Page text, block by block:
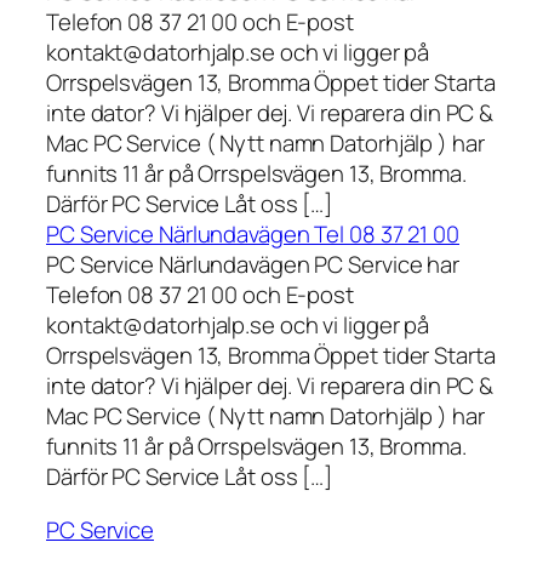
Telefon 08 37 21 00 och E-post
kontakt@datorhjalp.se och vi ligger på
Orrspelsvägen 13, Bromma Öppet tider Starta
inte dator? Vi hjälper dej. Vi reparera din PC &
Mac PC Service ( Nytt namn Datorhjälp ) har
funnits 11 år på Orrspelsvägen 13, Bromma.
Därför PC Service Låt oss […]
PC Service Närlundavägen Tel 08 37 21 00
PC Service Närlundavägen PC Service har
Telefon 08 37 21 00 och E-post
kontakt@datorhjalp.se och vi ligger på
Orrspelsvägen 13, Bromma Öppet tider Starta
inte dator? Vi hjälper dej. Vi reparera din PC &
Mac PC Service ( Nytt namn Datorhjälp ) har
funnits 11 år på Orrspelsvägen 13, Bromma.
Därför PC Service Låt oss […]
PC Service